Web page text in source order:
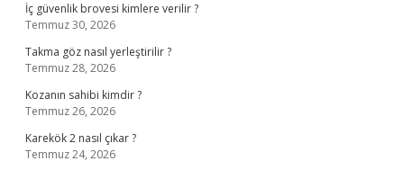
İç güvenlik brovesi kimlere verilir ?
Temmuz 30, 2026
Takma göz nasıl yerleştirilir ?
Temmuz 28, 2026
Kozanın sahibi kimdir ?
Temmuz 26, 2026
Karekök 2 nasıl çıkar ?
Temmuz 24, 2026